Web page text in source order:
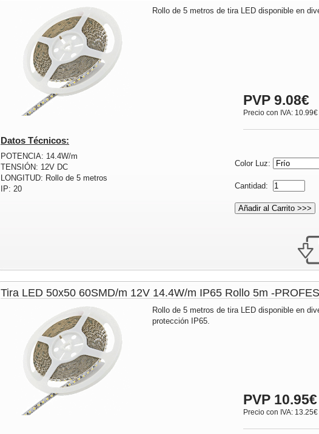
Rollo de 5 metros de tira LED disponible en
PVP 9.08€
Precio con IVA: 10.99€
Datos Técnicos:
POTENCIA: 14.4W/m
TENSIÓN: 12V DC
LONGITUD: Rollo de 5 metros
IP: 20
Color Luz:
Cantidad:
Tira LED 50x50 60SMD/m 12V 14.4W/m IP65 Rollo 5m -
Rollo de 5 metros de tira LED disponible en
protección IP65.
PVP 10.95€
Precio con IVA: 13.25€